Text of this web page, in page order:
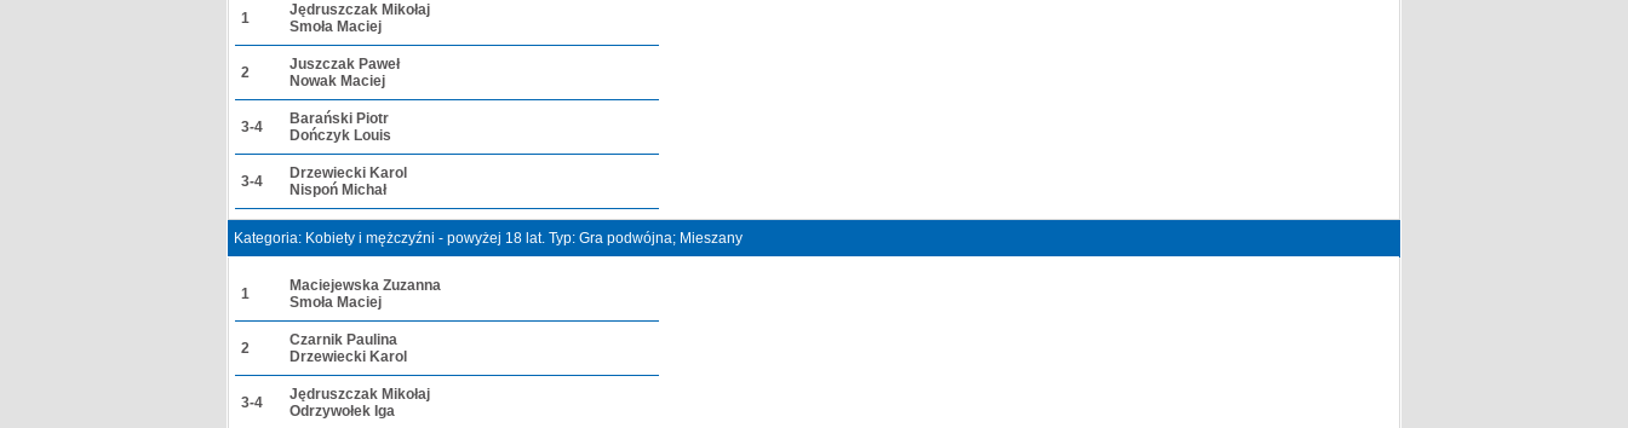
1
Jędruszczak Mikołaj
Smoła Maciej
2
Juszczak Paweł
Nowak Maciej
3-4
Barański Piotr
Dończyk Louis
3-4
Drzewiecki Karol
Nispoń Michał
Kategoria: Kobiety i mężczyźni - powyżej 18 lat. Typ: Gra podwójna; Mieszany
1
Maciejewska Zuzanna
Smoła Maciej
2
Czarnik Paulina
Drzewiecki Karol
3-4
Jędruszczak Mikołaj
Odrzywołek Iga